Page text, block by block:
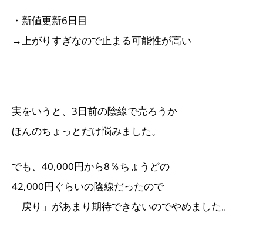
・新値更新6日目
→上がりすぎなので止まる可能性が高い
実をいうと、3日前の陰線で売ろうか
ほんのちょっとだけ悩みました。
でも、40,000円から8％ちょうどの
42,000円ぐらいの陰線だったので
「戻り」があまり期待できないのでやめました。